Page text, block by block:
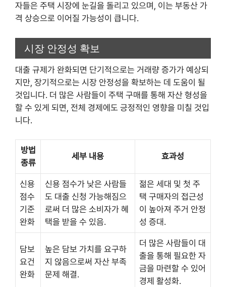
자들은 주택 시장에 눈길을 돌리고 있으며, 이는 부동산 가
격 상승으로 이어질 가능성이 큽니다.
시장 안정성 확보
대출 규제가 완화되면 단기적으로는 거래량 증가가 예상되
지만, 장기적으로는 시장 안정성을 확보하는 데 도움이 될
것입니다. 더 많은 사람들이 주택 구매를 통해 자산 형성을
할 수 있게 되면, 전체 경제에도 긍정적인 영향을 미칠 것입
니다.
방법
종류
세부 내용 효과성
신용
점수
기준
완화
신용 점수가 낮은 사람들
도 대출 신청 가능해짐으
로써 더 많은 소비자가 혜
택을 받을 수 있음.
젊은 세대 및 첫 주
택 구매자의 접근성
이 높아져 주거 안정
성 증대.
담보
요건
완화
높은 담보 가치를 요구하
지 않음으로써 자산 부족
문제 해결.
더 많은 사람들이 대
출을 통해 필요한 자
금을 마련할 수 있어
경제 활성화.